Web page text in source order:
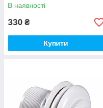
В наявності
330 ₴
Купити